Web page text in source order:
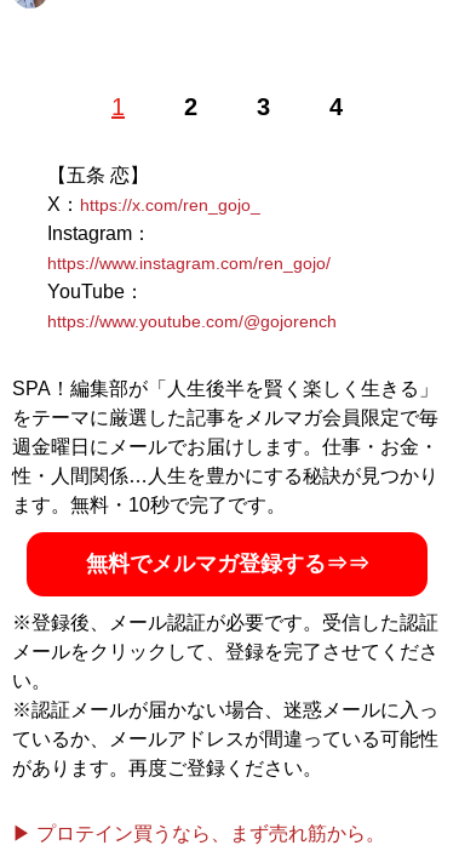
1 2 3 4
誌制作をメインに仕事を続け、なんとなくフリーライタ
ットーに、興味を持ったことを取材して記事にしながら
人生を楽しむタイプのおじさんライター
MySPA!会員だけが読める、蒼樹リュウスケのよりディ
ープなインタビュー
た“プロ男優のセックス”。「おかしくなっちゃった」衝
・元アイドル・現セクシー女優が素人時代の“過激プレ
イ”をぶっちゃけ。「むっつりな人がたくさんいそうな場
所で…」
・【独占告白】現役看護士“兼”同人AV女優がプロになっ
た今明かす「一番感じてしまう」SEX。「旦那には断ら
れちゃうけど…」
記事一覧へ
【五条 恋】
X： https://x.com/ren_gojo_
Instagram：
https://www.instagram.com/ren_gojo/
YouTube：
https://www.youtube.com/@gojorench
SPA！編集部が「人生後半を賢く楽しく生きる」
をテーマに厳選した記事をメルマガ会員限定で毎
週金曜日にメールでお届けします。仕事・お金・
性・人間関係…人生を豊かにする秘訣が見つかり
ます。無料・10秒で完了です。
無料でメルマガ登録する⇒⇒
※登録後、メール認証が必要です。受信した認証
メールをクリックして、登録を完了させてくださ
い。
※認証メールが届かない場合、迷惑メールに入っ
ているか、メールアドレスが間違っている可能性
があります。再度ご登録ください。
▶ プロテイン買うなら、まず売れ筋から。